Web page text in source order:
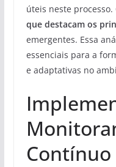
úteis neste processo.
que destacam os
emergentes. Essa
essenciais para a
e adaptativas no
Contínuo